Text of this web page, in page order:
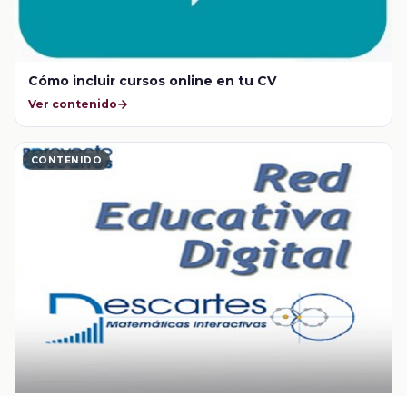
Cómo incluir cursos online en tu CV
Ver contenido
CONTENIDO